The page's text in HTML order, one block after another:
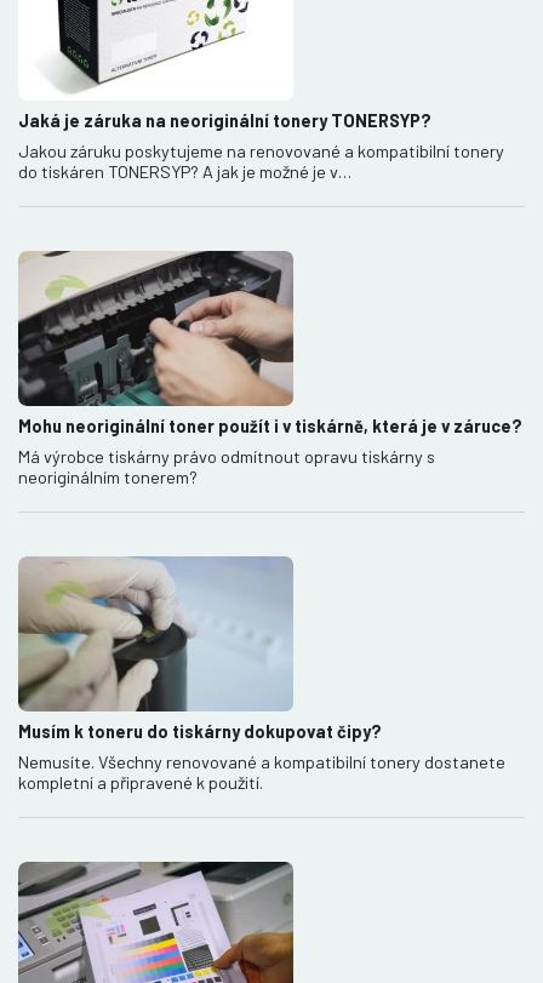
Jaká je záruka na neoriginální tonery TONERSYP?
Jakou záruku poskytujeme na renovované a kompatibilní tonery
do tiskáren TONERSYP? A jak je možné je v…
Mohu neoriginální toner použít i v tiskárně, která je v záruce?
Má výrobce tiskárny právo odmítnout opravu tiskárny s
neoriginálním tonerem?
Musím k toneru do tiskárny dokupovat čipy?
Nemusíte. Všechny renovované a kompatibilní tonery dostanete
kompletní a připravené k použití.